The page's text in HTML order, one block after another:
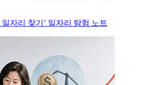
일자리 찾기’ 일자리 탐험 노트